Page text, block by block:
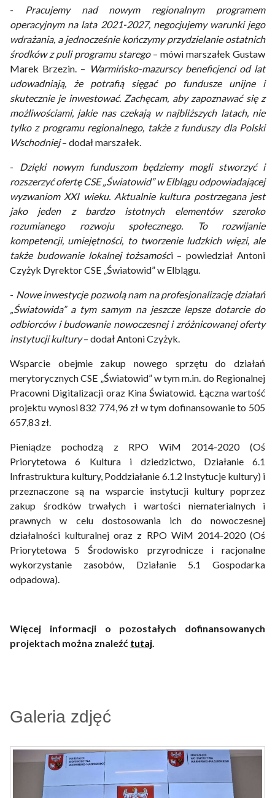
-
Pracujemy nad nowym regionalnym programem
operacyjnym na lata 2021-2027, negocjujemy warunki jego
wdrażania, a jednocześnie kończymy przydzielanie ostatnich
środków z puli programu starego– mówi marszałek Gustaw
Marek Brzezin. – Warmińsko-mazurscy beneficjenci od lat
udowadniają, że potrafią sięgać po fundusze unijne i
skutecznie je inwestować. Zachęcam, aby zapoznawać się z
możliwościami, jakie nas czekają w najbliższych latach, nie
tylko z programu regionalnego, także z funduszy dla Polski
Wschodniej– dodał marszałek.
- Dzięki nowym funduszom będziemy mogli stworzyć i
rozszerzyć ofertę CSE „Światowid” w Elblągu odpowiadającej
wyzwaniom XXI wieku. Aktualnie kultura postrzegana jest
jako jeden z bardzo istotnych elementów szeroko
rozumianego rozwoju społecznego. To rozwijanie
kompetencji, umiejętności, to tworzenie ludzkich więzi, ale
także budowanie lokalnej tożsamości – powiedział Antoni
Czyżyk Dyrektor CSE „Światowid” w Elblągu.
- Nowe inwestycje pozwolą nam na profesjonalizację działań
„Światowida” a tym samym na jeszcze lepsze dotarcie do
odbiorców i budowanie nowoczesnej i zróżnicowanej oferty
instytucji kultury– dodał Antoni Czyżyk.
Wsparcie obejmie zakup nowego sprzętu do działań
merytorycznych CSE „Światowid” w tym m.in. do Regionalnej
Pracowni Digitalizacji oraz Kina Światowid. Łączna wartość
projektu wynosi 832 774,96 zł w tym dofinansowanie to 505
657,83 zł.
Pieniądze pochodzą z RPO WiM 2014-2020 (Oś
Priorytetowa 6 Kultura i dziedzictwo, Działanie 6.1
Infrastruktura kultury, Poddziałanie 6.1.2 Instytucje kultury) i
przeznaczone są na wsparcie instytucji kultury poprzez
zakup środków trwałych i wartości niematerialnych i
prawnych w celu dostosowania ich do nowoczesnej
działalności kulturalnej oraz z RPO WiM 2014-2020 (Oś
Priorytetowa 5 Środowisko przyrodnicze i racjonalne
wykorzystanie zasobów, Działanie 5.1 Gospodarka
odpadowa).
Więcej informacji o pozostałych dofinansowanych
projektach można znaleźć tutaj.
Galeria zdjęć